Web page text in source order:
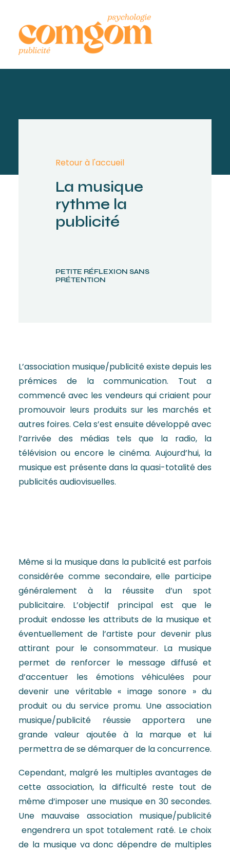
PETITE RÉFLEXION SANS
PRÉTENTION
Retour à l'accueil
La musique
rythme la
publicité
L’association musique/publicité existe depuis les
prémices de la communication. Tout a
commencé avec les vendeurs qui criaient pour
promouvoir leurs produits sur les marchés et
autres foires. Cela s’est ensuite développé avec
l’arrivée des médias tels que la radio, la
télévision ou encore le cinéma. Aujourd’hui, la
musique est présente dans la quasi-totalité des
publicités audiovisuelles.
Même si la musique dans la publicité est parfois
considérée comme secondaire, elle participe
généralement à la réussite d’un spot
publicitaire. L’objectif principal est que le
produit endosse les attributs de la musique et
éventuellement de l’artiste pour devenir plus
attirant pour le consommateur. La musique
permet de renforcer le message diffusé et
d’accentuer les émotions véhiculées pour
devenir une véritable « image sonore » du
produit ou du service promu. Une association
musique/publicité réussie apportera une
grande valeur ajoutée à la marque et lui
permettra de se démarquer de la concurrence.
Cependant, malgré les multiples avantages de
cette association, la difficulté reste tout de
même d’imposer une musique en 30 secondes.
Une mauvaise association musique/publicité
engendrera un spot totalement raté. Le choix
de la musique va donc dépendre de multiples